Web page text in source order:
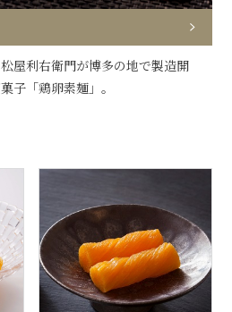
屋利右衛門が博多の地で製造開
子「鶏卵素麺」。